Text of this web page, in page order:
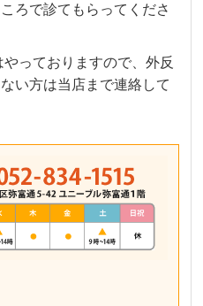
ろで診てもらってくださ
っておりますので、外反
い方は当店まで連絡して